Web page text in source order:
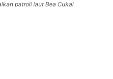
patroli laut Bea Cukai